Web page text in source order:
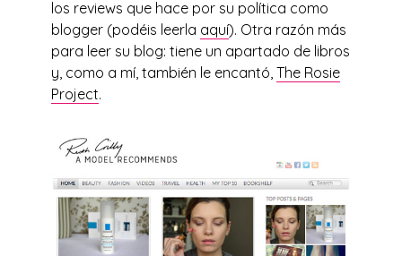
los reviews que hace por su política como
blogger (podéis leerla aquí). Otra razón más
para leer su blog: tiene un apartado de libros
y, como a mí, también le encantó, The Rosie
Project.